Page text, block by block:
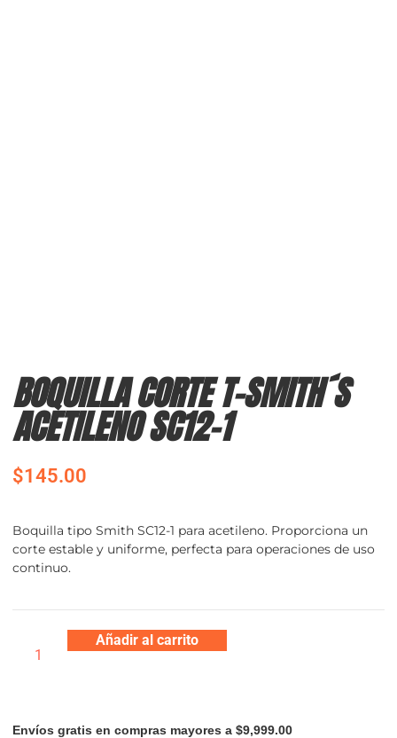
BOQUILLA CORTE T-SMITH´S
ACETILENO SC12-1
$145.00
Boquilla tipo Smith SC12-1 para acetileno. Proporciona un
corte estable y uniforme, perfecta para operaciones de uso
continuo.
Añadir al carrito
Envíos gratis en compras mayores a $9,999.00